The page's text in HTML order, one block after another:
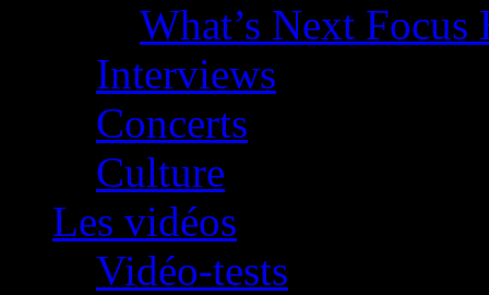
What’s Next
Interviews
Concerts
Culture
Les vidéos
Vidéo-tests